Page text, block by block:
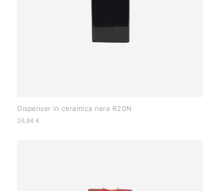
Dispenser in ceramica nera R20N
26,84 €